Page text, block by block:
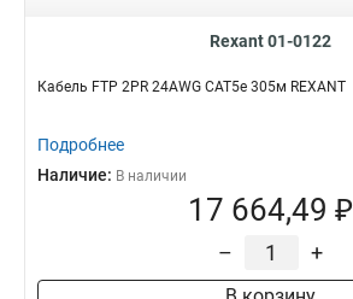
Rexant 01-0122
Кабель FTP 2PR 24AWG CAT5e 305м REXANT
Подробнее
Наличие: В наличии
17 664,49 ₽
– +